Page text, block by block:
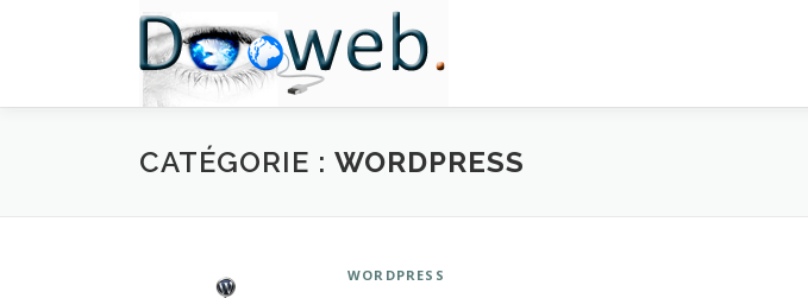
CATÉGORIE : WORDPRESS
WORDPRESS